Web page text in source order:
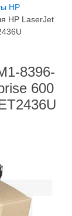
HP
HP LaserJet
8396-
600